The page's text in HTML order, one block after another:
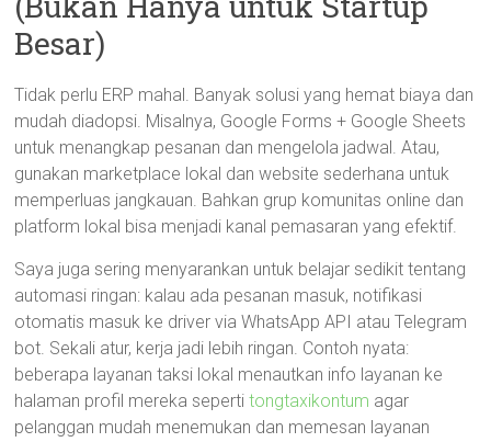
Besar)
Tidak perlu ERP mahal. Banyak solusi yang hemat biaya dan
mudah diadopsi. Misalnya, Google Forms + Google Sheets
untuk menangkap pesanan dan mengelola jadwal. Atau,
gunakan marketplace lokal dan website sederhana untuk
memperluas jangkauan. Bahkan grup komunitas online dan
platform lokal bisa menjadi kanal pemasaran yang efektif.
Saya juga sering menyarankan untuk belajar sedikit tentang
automasi ringan: kalau ada pesanan masuk, notifikasi
otomatis masuk ke driver via WhatsApp API atau Telegram
bot. Sekali atur, kerja jadi lebih ringan. Contoh nyata:
beberapa layanan taksi lokal menautkan info layanan ke
halaman profil mereka sepertitongtaxikontum agar
pelanggan mudah menemukan dan memesan layanan